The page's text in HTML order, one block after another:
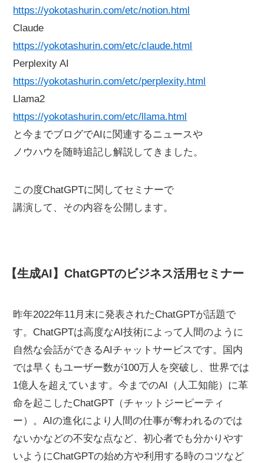
https://yokotashurin.com/etc/notion.html
Claude
https://yokotashurin.com/etc/claude.html
Perplexity AI
https://yokotashurin.com/etc/perplexity.html
Llama2
https://yokotashurin.com/etc/llama.html
と今までブログでAIに関連するニュースや
ノウハウを随時追記し解説してきました。
この度ChatGPTに関してセミナーで
講演して、その内容を公開します。
【生成AI】ChatGPTのビジネス活用セミナー
昨年2022年11月末に発表されたChatGPTが話題で
す。ChatGPTは高度なAI技術によって人間のように
自然な会話ができるAIチャットサービスです。国内
では早くもユーザー数が100万人を突破し、世界では
1億人を超えています。今までのAI（人工知能）に革
命を起こしたChatGPT（チャットジーピーティ
ー）。AIの進化により人間の仕事が奪われるのでは
ないかなどの不安な点など、初心者でも分かりやす
いようにChatGPTの始め方や利用する時のコツなど